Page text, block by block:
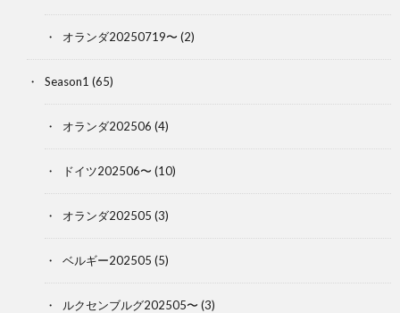
オランダ20250719〜 (2)
Season1 (65)
オランダ202506 (4)
ドイツ202506〜 (10)
オランダ202505 (3)
ベルギー202505 (5)
ルクセンブルグ202505〜 (3)